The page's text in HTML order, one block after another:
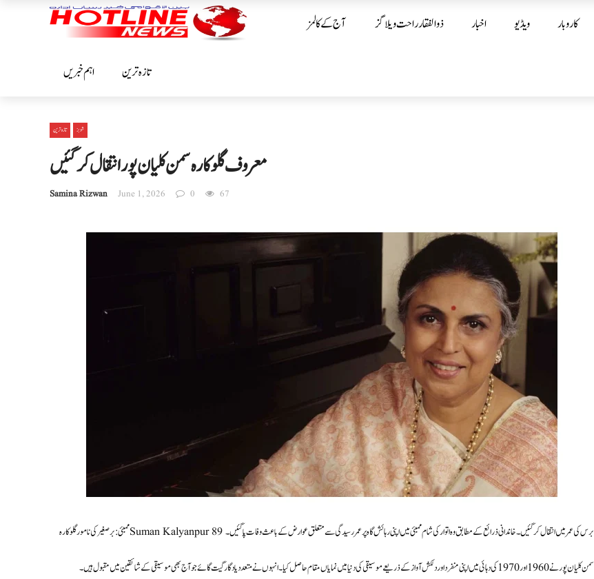
آج کے کالمز ذوالفقار راحت ویلاگز اخبار ویڈیو کاروبار
اہم خبریں تازہ ترین
تازہ ترین شوبز
معروف گلوکارہ سمن کلیان پور انتقال کر گئیں
Samina Rizwan June 1, 2026 0 67
ممبئی: برصغیر کی نامور گلوکارہ Suman Kalyanpur 89 برس کی عمر میں انتقال کر گئیں۔ خاندانی ذرائع کے مطابق وہ اتوار کی شام ممبئی میں اپنی رہائش گاہ پر عمر رسیدگی سے متعلق عوارض کے باعث وفات پا گئیں۔
سمن کلیان پور نے 1960 اور 1970 کی دہائی میں اپنی منفرد اور دلکش آواز کے ذریعے موسیقی کی دنیا میں نمایاں مقام حاصل کیا۔ انہوں نے متعدد یادگار گیت گائے جو آج بھی موسیقی کے شائقین میں مقبول ہیں۔